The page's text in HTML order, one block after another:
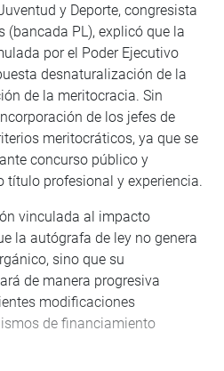
y Deporte, congresista
(bancada PL), explicó que la
por el Poder Ejecutivo
desnaturalización de la
de la meritocracia. Sin
de los jefes de
meritocráticos, ya que se
concurso público y
título profesional y experiencia.
vinculada al impacto
la autógrafa de ley no genera
sino que su
de manera progresiva
modificaciones
de financiamiento